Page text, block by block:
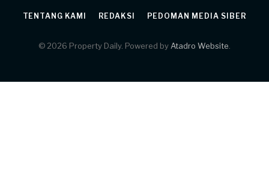
TENTANG KAMI REDAKSI PEDOMAN MEDIA SIBER
© 2026 Property Daily. Powered by Atadro Website